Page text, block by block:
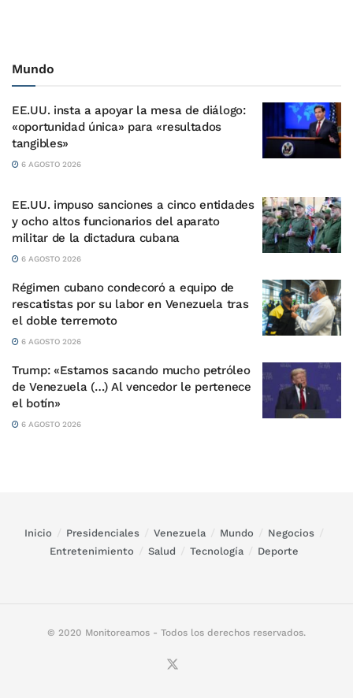
Mundo
EE.UU. insta a apoyar la mesa de diálogo:
«oportunidad única» para «resultados
tangibles»
6 AGOSTO 2026
EE.UU. impuso sanciones a cinco entidades
y ocho altos funcionarios del aparato
militar de la dictadura cubana
6 AGOSTO 2026
Régimen cubano condecoró a equipo de
rescatistas por su labor en Venezuela tras
el doble terremoto
6 AGOSTO 2026
Trump: «Estamos sacando mucho petróleo
de Venezuela (…) Al vencedor le pertenece
el botín»
6 AGOSTO 2026
Inicio Presidenciales Venezuela Mundo
Negocios
Entretenimiento
Salud Tecnología Deporte
© 2020 Monitoreamos - Todos los derechos reservados.